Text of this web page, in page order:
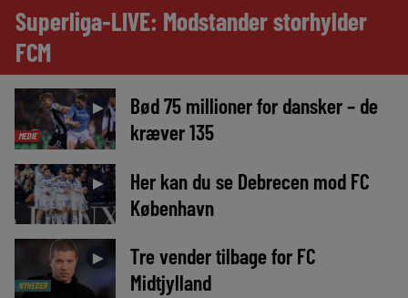
Superliga-LIVE: Modstander storhylder
FCM
MEDIE
►
Bød 75 millioner for dansker – de
kræver 135
►
Her kan du se Debrecen mod FC
København
NYHEDER
►
Tre vender tilbage for FC
Midtjylland